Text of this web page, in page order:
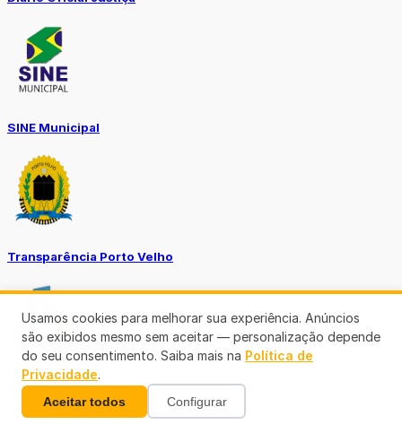
SINE Municipal
Transparência Porto Velho
SEMUSA
(69)3901-3176
Usamos cookies para melhorar sua experiência. Anúncios
são exibidos mesmo sem aceitar — personalização depende
do seu consentimento. Saiba mais na Política de
Privacidade.
Aceitar todos Configurar